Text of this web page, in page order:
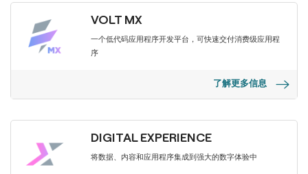
VOLT MX
一个低代码应用程序开发平台，可快速交付消费级应用程
序
了解更多信息
DIGITAL EXPERIENCE
将数据、内容和应用程序集成到强大的数字体验中